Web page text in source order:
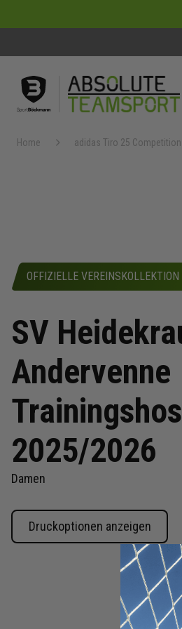
Home adidas Tiro 25
OFFIZIELLE
SV
Andervenne
2025/2026
Damen
Druckoptionen anzeigen